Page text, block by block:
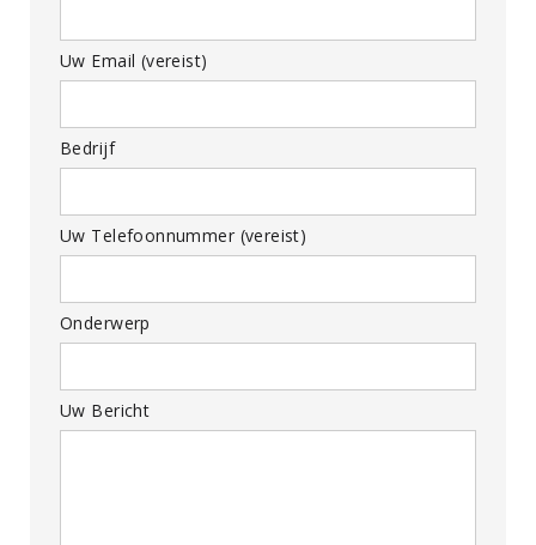
Uw Email (vereist)
Bedrijf
Uw Telefoonnummer (vereist)
Onderwerp
Uw Bericht